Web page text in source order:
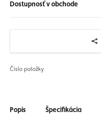
Dostupnosť v obchode
Číslo položky
Popis Špecifikácia